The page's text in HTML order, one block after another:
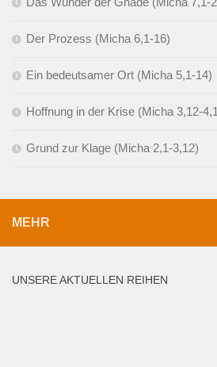
Der Prozess (Micha 6,1-16)
Ein bedeutsamer Ort (Micha 5,1-14)
Hoffnung in der Krise (Micha 3,12-
Grund zur Klage (Micha 2,1-3,12)
MEHR
UNSERE AKTUELLEN REIHEN